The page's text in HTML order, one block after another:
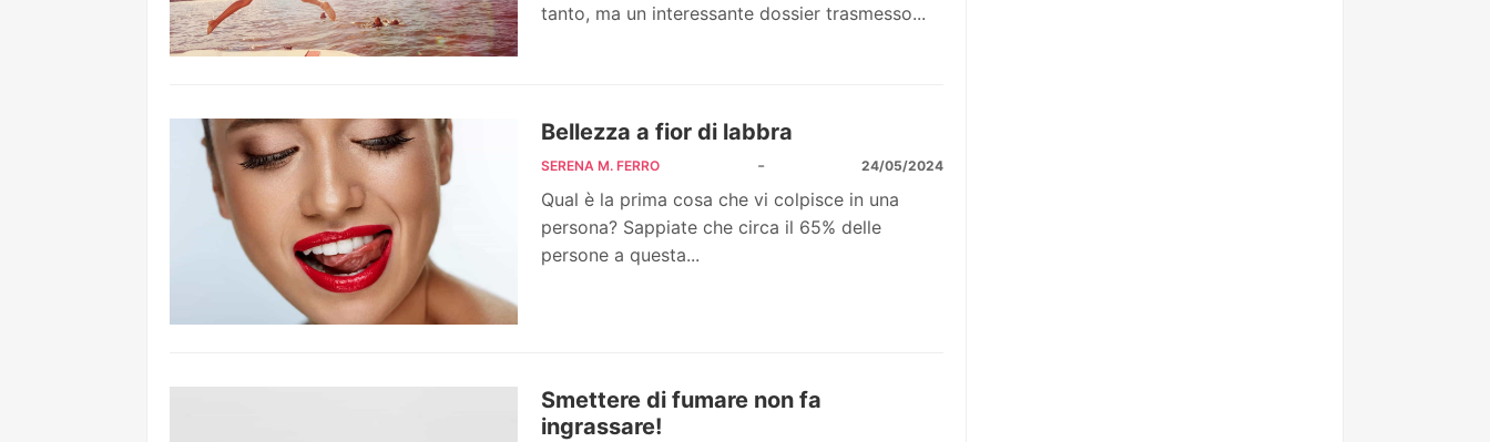
tanto, ma un interessante dossier trasmesso...
Bellezza a fior di labbra
SERENA M. FERRO - 24/05/2024
Qual è la prima cosa che vi colpisce in una
persona? Sappiate che circa il 65% delle
persone a questa...
Smettere di fumare non fa
ingrassare!